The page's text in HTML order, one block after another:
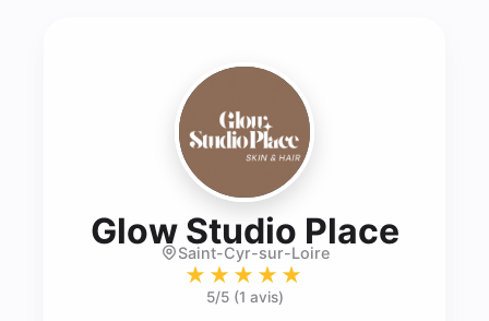
Glow Studio Place-
Saint-Cyr-sur-Loire
★★★★★
5/5 (1 avis)